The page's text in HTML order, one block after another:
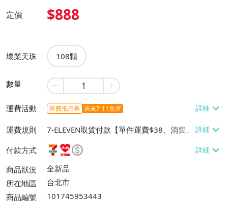
定價 $888
壞業天珠 108顆
數量
運費活動 運費抵用券 週末7-11免運
運費規則
7-ELEVEN取貨付款【單件運費$38、消費滿
$5000免運費】、萊爾富取貨付款【單件運
費$60、消費滿$5000免運費】、宅配/貨運
【單件運費$90、消費滿$8000免運費】、
郵局掛號【單件運費$70、消費滿$5000免
付款方式
商品狀況
全新品
所在地區
台北市
商品編號
101745953443